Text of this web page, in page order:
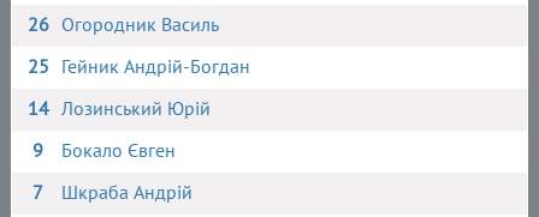
26 Огородник Василь
25 Гейник Андрій-Богдан
14 Лозинський Юрій
9
Бокало Євген
7
Шкраба Андрій